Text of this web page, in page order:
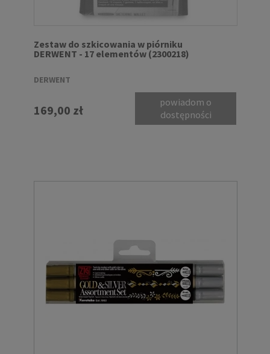
Zestaw do szkicowania w piórniku
DERWENT - 17 elementów (2300218)
DERWENT
169,00 zł
powiadom o
dostępności